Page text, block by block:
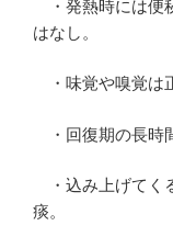
・発熱時には便
はなし。
・味覚や嗅覚は
・回復期の長時
・込み上げてく
痰。